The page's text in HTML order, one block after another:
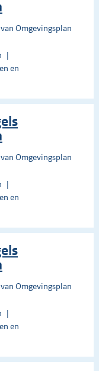
Omgevingsplan
en
Omgevingsplan
en
Omgevingsplan
en